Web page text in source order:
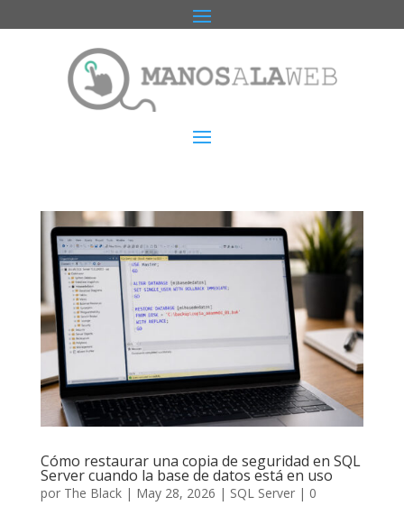
Cómo restaurar una copia de seguridad en SQL
Server cuando la base de datos está en uso
por The Black| May 28, 2026 | SQL Server| 0